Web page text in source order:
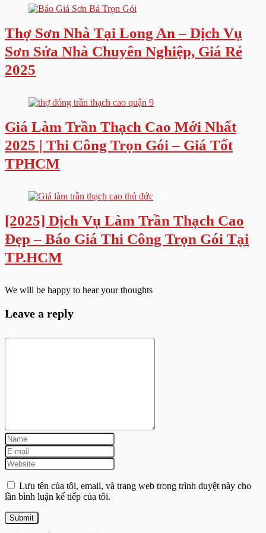
Thợ Sơn Nhà Tại Long An – Dịch Vụ
Sơn Sửa Nhà Chuyên Nghiệp, Giá Rẻ
2025
Giá Làm Trần Thạch Cao Mới Nhất
2025 | Thi Công Trọn Gói – Giá Tốt
TPHCM
[2025] Dịch Vụ Làm Trần Thạch Cao
Đẹp – Báo Giá Thi Công Trọn Gói Tại
TP.HCM
We will be happy to hear your thoughts
Leave a reply
Lưu tên của tôi, email, và trang web trong trình duyệt này cho
lần bình luận kế tiếp của tôi.